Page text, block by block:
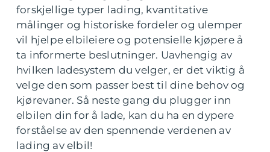
forskjellige typer lading, kvantitative
målinger og historiske fordeler og ulemper
vil hjelpe elbileiere og potensielle kjøpere å
ta informerte beslutninger. Uavhengig av
hvilken ladesystem du velger, er det viktig å
velge den som passer best til dine behov og
kjørevaner. Så neste gang du plugger inn
elbilen din for å lade, kan du ha en dypere
forståelse av den spennende verdenen av
lading av elbil!